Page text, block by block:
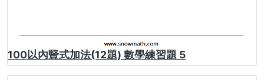
100以內豎式加法(12題) 數學練習題 5